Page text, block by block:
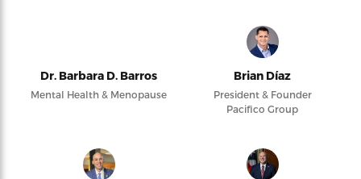
Dr. Barbara D. Barros
Mental Health & Menopause
Brian Díaz
President & Founder
Pacifico Group